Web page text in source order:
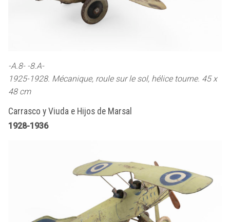
-A.8- -8.A-
1925-1928. Mécanique, roule sur le sol, hélice tourne. 45 x
48 cm
Carrasco y Viuda e Hijos de Marsal
1928-1936